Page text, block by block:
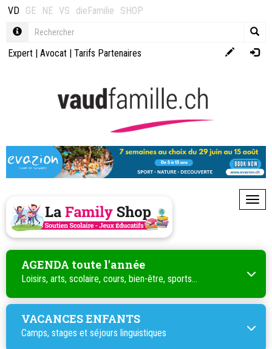
VD GE NE VS dieFamilie SHOP
Expert | Avocat | Tarifs Partenaires
AGENDA toute l'année
Loisirs, arts, scolaire, cours, bien-être, sports...
VACANCES ENFANTS
Camps, stages et séjours linguistiques